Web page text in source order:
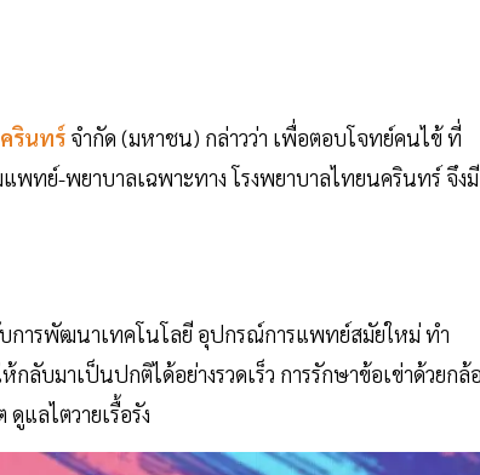
รินทร์ จำกัด (มหาชน) กล่าวว่า เพื่อตอบโจทย์คนไข้ ที่
ทย์-พยาบาลเฉพาะทาง โรงพยาบาลไทยนครินทร์ จึงมี
การพัฒนาเทคโนโลยี อุปกรณ์การแพทย์สมัยใหม่ ทำ
บมาเป็นปกติได้อย่างรวดเร็ว การรักษาข้อเข่าด้วยกล้
แลไตวายเรื้อรัง